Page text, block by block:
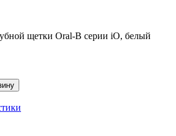
щетки Oral-B серии iO, белый